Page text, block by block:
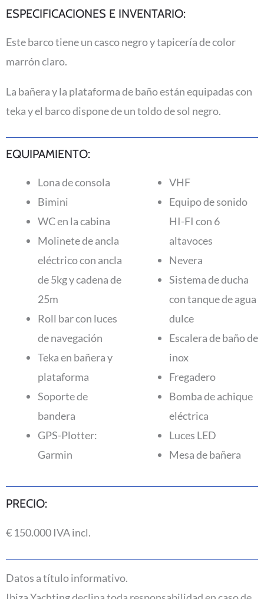
ESPECIFICACIONES E INVENTARIO:
Este barco tiene un casco negro y tapicería de color
marrón claro.
La bañera y la plataforma de baño están equipadas con
teka y el barco dispone de un toldo de sol negro.
EQUIPAMIENTO:
Lona de consola
Bimini
WC en la cabina
Molinete de ancla
eléctrico con ancla
de 5kg y cadena de
25m
Roll bar con luces
de navegación
Teka en bañera y
plataforma
Soporte de
bandera
GPS-Plotter:
Garmin
VHF
Equipo de sonido
HI-FI con 6
altavoces
Nevera
Sistema de ducha
con tanque de agua
dulce
Escalera de baño de
inox
Fregadero
Bomba de achique
eléctrica
Luces LED
Mesa de bañera
PRECIO:
€ 150.000 IVA incl.
Datos a título informativo.